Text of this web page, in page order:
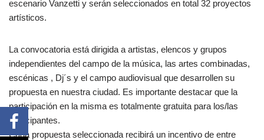
escenario Vanzetti y serán seleccionados en total 32 proyectos
artísticos.
La convocatoria está dirigida a artistas, elencos y grupos
independientes del campo de la música, las artes combinadas,
escénicas , Dj´s y el campo audiovisual que desarrollen su
propuesta en nuestra ciudad. Es importante destacar que la
participación en la misma es totalmente gratuita para los/las
participantes.
Cada propuesta seleccionada recibirá un incentivo de entre